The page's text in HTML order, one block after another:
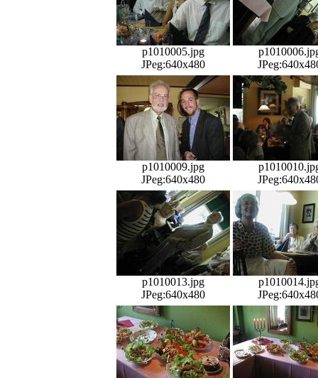
p1010005.jpg
JPeg:640x480
p1010009.jpg
JPeg:640x480
p1010013.jpg
JPeg:640x480